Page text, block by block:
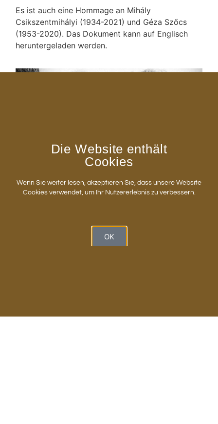
Es ist auch eine Hommage an Mihály
Csikszentmihályi (1934-2021) und Géza Szőcs
(1953-2020). Das Dokument kann auf Englisch
heruntergeladen werden.
Csíkszentmihályi Mihály és Szőcs Géza (A kép
illusztráció)
Die Website enthält
Cookies
Wenn Sie weiter lesen, akzeptieren Sie, dass unsere Website
Cookies verwendet, um Ihr Nutzererlebnis zu verbessern.
OK